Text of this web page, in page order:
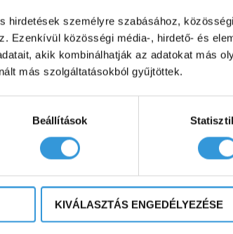
hirdetések személyre szabásához,
Ezenkívül közösségi média-, hirdető- és
akik kombinálhatják az adatokat más
más szolgáltatásokból gyűjtöttek.
Beállítások
KIVÁLASZTÁS ENGEDÉLYEZÉSE
Kád kisokos ,Közlemény
Hogyan rögzítsd a kád előlapot?
csavaros megoldások – praktikus
fa és Everwood előlapokhoz.
OLVASS TOVÁBB